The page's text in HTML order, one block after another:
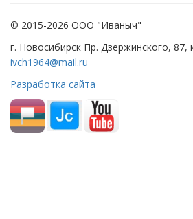
© 2015-2026 ООО "Иваныч"
г. Новосибирск Пр. Дзержинского, 87,
ivch1964@mail.ru
Разработка сайта